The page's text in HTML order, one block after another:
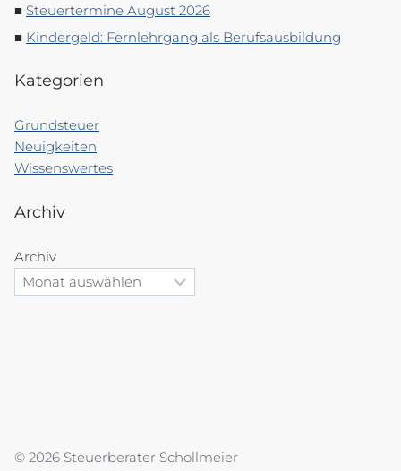
Steuertermine August 2026
Kindergeld: Fernlehrgang als Berufsausbildung
Kategorien
Grundsteuer
Neuigkeiten
Wissenswertes
Archiv
Archiv
© 2026 Steuerberater Schollmeier